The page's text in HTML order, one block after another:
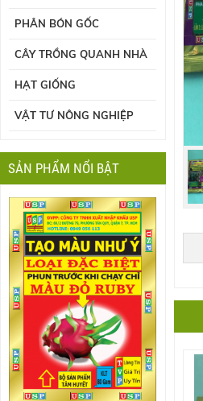
PHÂN BÓN GỐC
CÂY TRỒNG QUANH NHÀ
HẠT GIỐNG
VẬT TƯ NÔNG NGHIỆP
SẢN PHẨM NỔI BẬT